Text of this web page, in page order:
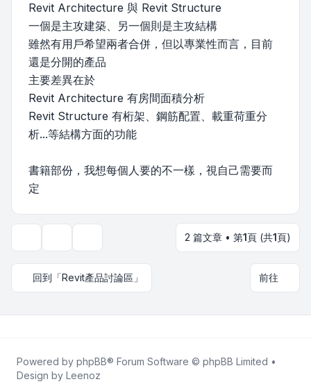
Revit Architecture 與 Revit Structure
一個是主攻建築、另一個則是主攻結構
雖然有用戶希望兩者合併，但以專業性而言，目前
還是分開的產品
主要差異在於
Revit Architecture 有房間面積分析
Revit Structure 有桁架、鋼筋配置、載重荷重分
析...等結構方面的功能
書籍部份，我想每個人要的不一樣，視自己需要而
定
2 篇文章 • 第1頁 (共1頁)
回到「Revit產品討論區」 前往
Powered by phpBB® Forum Software © phpBB Limited •
Design by Leenoz